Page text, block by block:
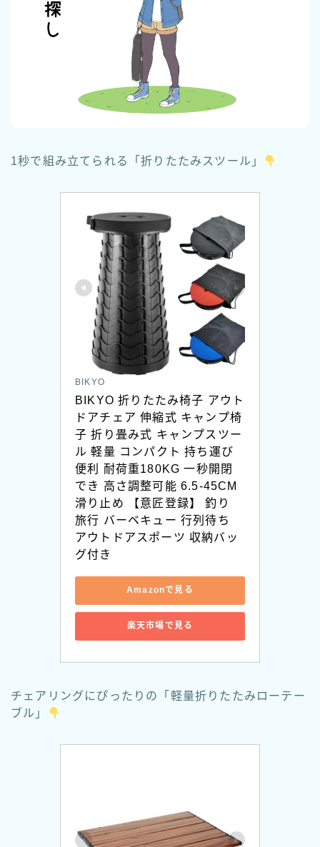
1秒で組み立てられる「折りたたみスツール」
BIKYO
BIKYO 折りたたみ椅子 アウト
ドアチェア 伸縮式 キャンプ椅
子 折り畳み式 キャンプスツー
ル 軽量 コンパクト 持ち運び
便利 耐荷重180KG 一秒開閉
でき 高さ調整可能 6.5-45CM
滑り止め 【意匠登録】 釣り
旅行 バーベキュー 行列待ち
アウトドアスポーツ 収納バッ
グ付き
Amazonで見る
楽天市場で見る
チェアリングにぴったりの「軽量折りたたみローテー
ブル」